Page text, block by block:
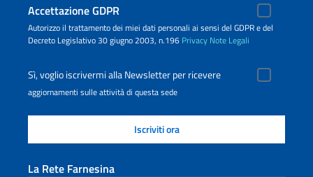
Accettazione GDPR
Autorizzo il trattamento dei miei dati personali ai sensi del GDPR e del
Decreto Legislativo 30 giugno 2003, n.196 Privacy Note Legali
Sì, voglio iscrivermi alla Newsletter per ricevere
aggiornamenti sulle attività di questa sede
La Rete Farnesina